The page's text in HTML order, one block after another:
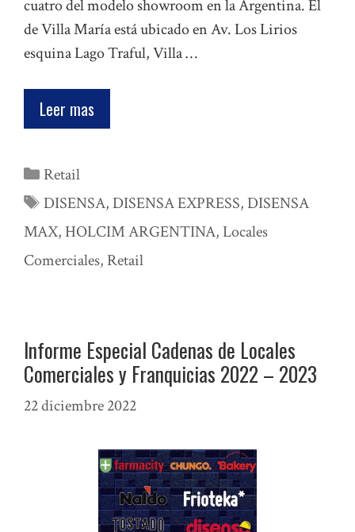
cuatro del modelo showroom en la Argentina. El
de Villa María está ubicado en Av. Los Lirios
esquina Lago Traful, Villa …
Leer mas
Categorías
Retail
Etiquetas
DISENSA,DISENSA EXPRESS,DISENSA
MAX, HOLCIM ARGENTINA,Locales
Comerciales, Retail
Informe Especial Cadenas de Locales
Comerciales y Franquicias 2022 – 2023
22 diciembre 2022